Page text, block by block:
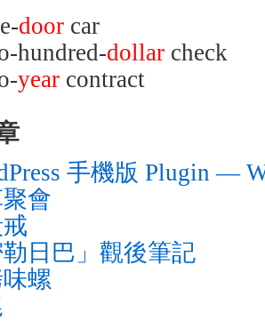
door car
hundred-dollar check
year contract
手機版 Plugin —
會
勒日巴」觀後筆記
螺